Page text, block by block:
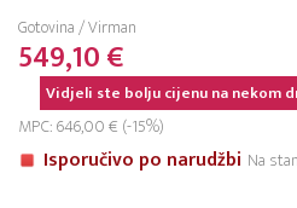
Gotovina / Virman
549,10 €
Vidjeli ste bolju cijenu na nekom
MPC: 646,00 € (-15%)
Isporučivo po narudžbi Na